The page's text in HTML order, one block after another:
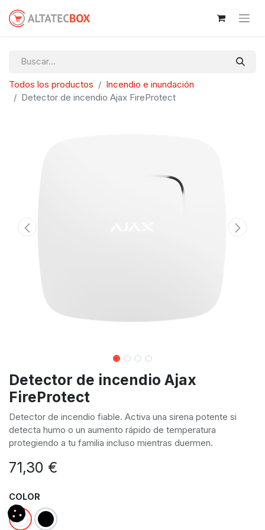
Todos los productos
Incendio e inundación
Detector de incendio Ajax FireProtect
Detector de incendio Ajax
FireProtect
Detector de incendio fiable. Activa una sirena potente si
detecta humo o un aumento rápido de temperatura
protegiendo a tu familia incluso mientras duermen.
71,30 €
COLOR